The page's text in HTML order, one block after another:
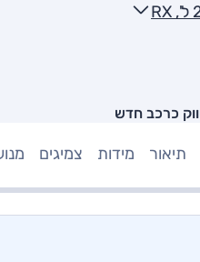
כרכב חדש
תיאור מידות צמיגים